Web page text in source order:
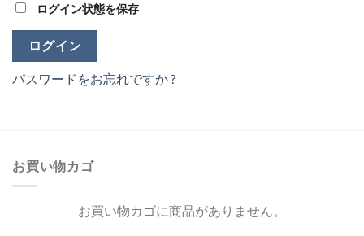
ログイン状態を保存
ログイン
パスワードをお忘れですか ?
お買い物カゴ
お買い物カゴに商品がありません。